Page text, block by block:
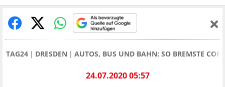
TAG24 DRESDEN AUTOS, BUS UND BAHN: SO BREMSTE
24.07.2020 05:57